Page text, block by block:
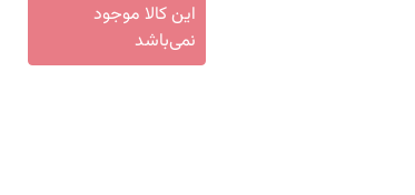
این کالا موجود
نمی‌باشد